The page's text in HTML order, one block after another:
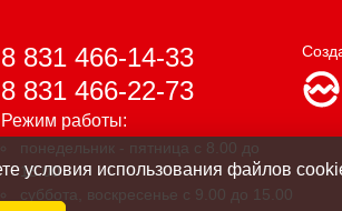
8 831 466-14-33
8 831 466-22-73
Режим работы:
понедельник - пятница с 8.00 до
18.00
суббота, воскресенье с 9.00 до 15.00
условия использования файлов